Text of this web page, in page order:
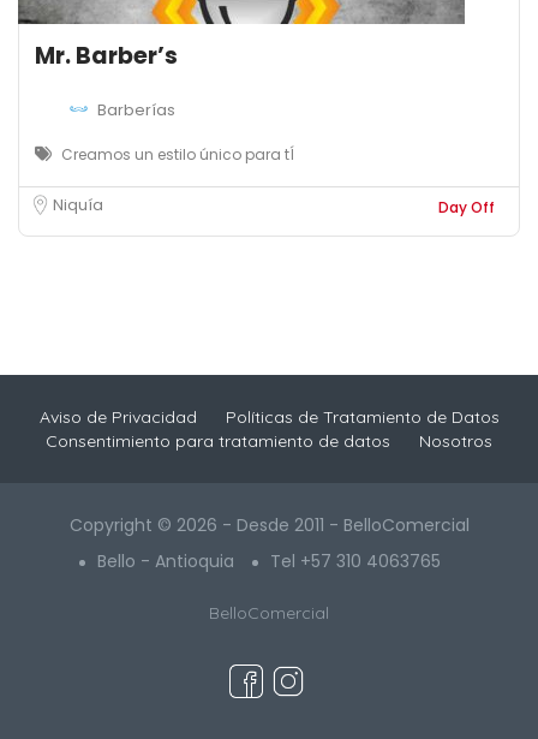
Mr. Barber’s
Barberías
Creamos un estilo único para tÍ
Niquía Day Off
Aviso de Privacidad
Políticas de Tratamiento de Datos
Consentimiento para tratamiento de datos
Nosotros
Copyright © 2026 - Desde 2011 - BelloComercial
Bello - Antioquia
Tel +57 310 4063765
BelloComercial